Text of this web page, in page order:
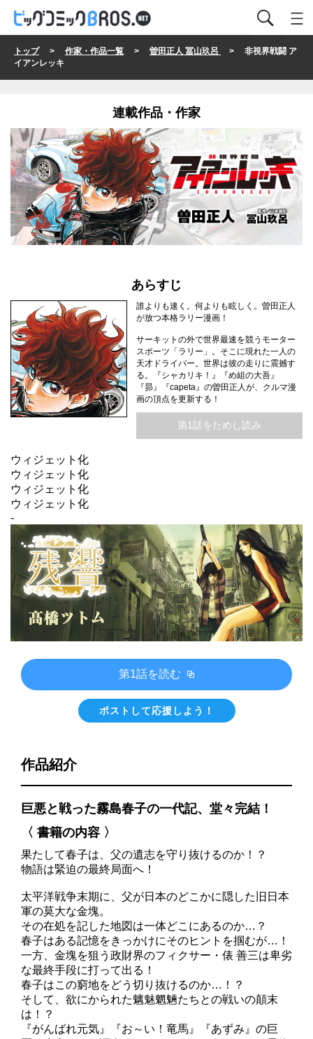
トップ> 作家・作品一覧 > 曽田正人 冨山玖呂
> 非視界戦闘 ア
イアンレッキ
連載作品・作家
あらすじ
誰よりも速く。何よりも眩しく。曽田正人
が放つ本格ラリー漫画！
サーキットの外で世界最速を競うモーター
スポーツ「ラリー」。そこに現れた一人の
天才ドライバー。世界は彼の走りに震撼す
る。『シャカリキ！』『め組の大吾』
『昴』『capeta』の曽田正人が、クルマ漫
画の頂点を更新する！
第1話をためし読み
ウィジェット化
ウィジェット化
ウィジェット化
ウィジェット化
-
第1話を読む
ポストして応援しよう！
作品紹介
巨悪と戦った霧島春子の一代記、堂々完結！
〈 書籍の内容 〉
果たして春子は、父の遺志を守り抜けるのか！？
物語は緊迫の最終局面へ！
太平洋戦争末期に、父が日本のどこかに隠した旧日本
軍の莫大な金塊。
その在処を記した地図は一体どこにあるのか…？
春子はある記憶をきっかけにそのヒントを掴むが…！
一方、金塊を狙う政財界のフィクサー・俵 善三は卑劣
な最終手段に打って出る！
春子はこの窮地をどう切り抜けるのか…！？
そして、欲にかられた魑魅魍魎たちとの戦いの顛末
は！？
『がんばれ元気』『お～い！竜馬』『あずみ』の巨